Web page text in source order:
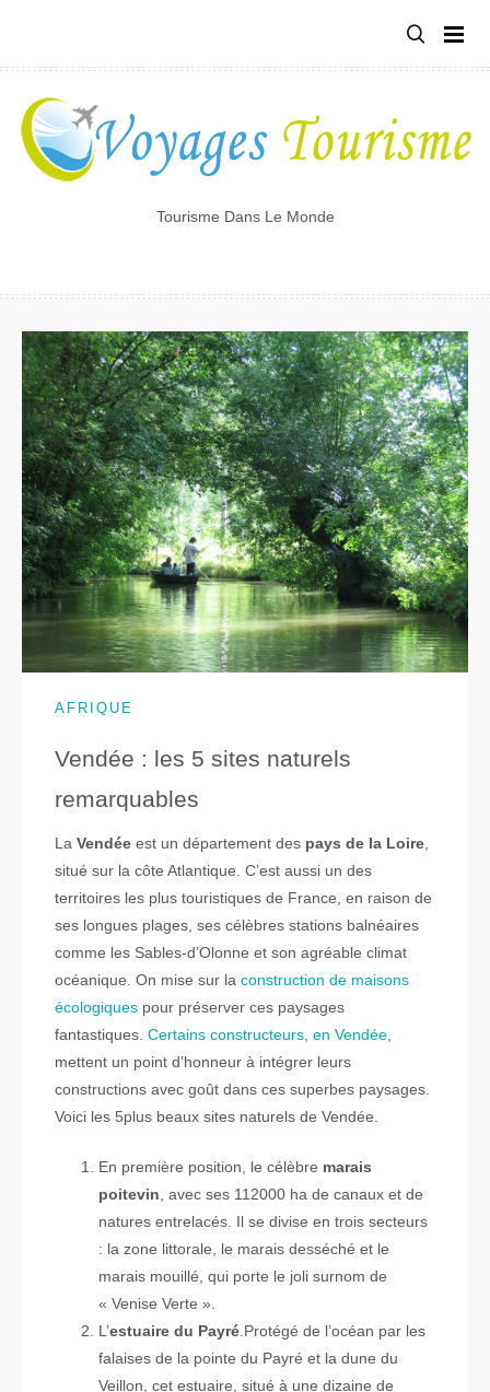
Tourisme Dans Le Monde
AFRIQUE
Vendée : les 5 sites naturels
remarquables
La Vendée est un département des pays de la Loire
situé sur la côte Atlantique. C’est aussi un des
territoires les plus touristiques de France, en raison de
ses longues plages, ses célèbres stations balnéaires
comme les Sables-d’Olonne et son agréable climat
océanique. On mise sur la construction de maisons
écologiques pour préserver ces paysages
fantastiques. Certains constructeurs, en Vendée
mettent un point d’honneur à intégrer leurs
constructions avec goût dans ces superbes paysages.
Voici les 5plus beaux sites naturels de Vendée.
En première position, le célèbre marais
poitevin , avec ses 112000 ha de canaux et de
natures entrelacés. Il se divise en trois secteurs
: la zone littorale, le marais desséché et le
marais mouillé, qui porte le joli surnom de
« Venise Verte ».
L’estuaire du Payré .Protégé de l’océan par les
falaises de la pointe du Payré et la dune du
Veillon, cet estuaire, situé à une dizaine de